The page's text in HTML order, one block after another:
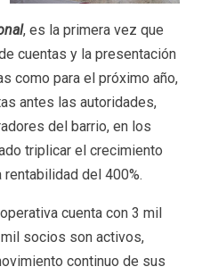
, es la primera vez que
cuentas y la presentación
como para el próximo año,
antes las autoridades,
del barrio, en los
triplicar el crecimiento
del 400%.
cuenta con 3 mil
socios son activos,
continuo de sus